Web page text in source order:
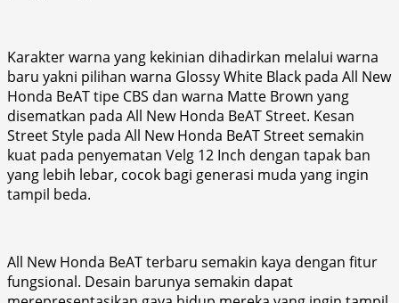
Karakter warna yang kekinian dihadirkan melalui warna
baru yakni pilihan warna Glossy White Black pada All New
Honda BeAT tipe CBS dan warna Matte Brown yang
disematkan pada All New Honda BeAT Street. Kesan
Street Style pada All New Honda BeAT Street semakin
kuat pada penyematan Velg 12 Inch dengan tapak ban
yang lebih lebar, cocok bagi generasi muda yang ingin
tampil beda.
All New Honda BeAT terbaru semakin kaya dengan fitur
fungsional. Desain barunya semakin dapat